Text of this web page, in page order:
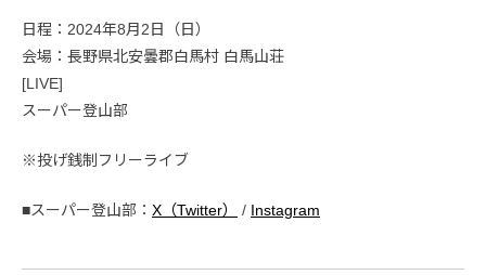
日程：2024年8月2日（日）
会場：長野県北安曇郡白馬村 白馬山荘
[LIVE]
スーパー登山部
※投げ銭制フリーライブ
■スーパー登山部： X（Twitter） / Instagram